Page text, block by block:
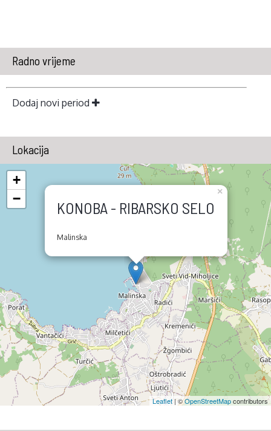
Radno vrijeme
Dodaj novi period
Lokacija
KONOBA - RIBARSKO SELO
Malinska
×
+
−
Leaflet| ©OpenStreetMapcontributors